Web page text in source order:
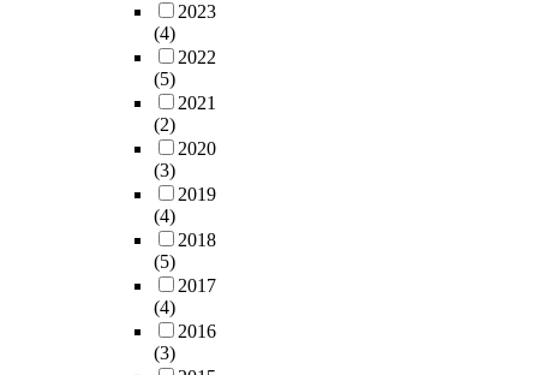
2023
(4)
2022
(5)
2021
(2)
2020
(3)
2019
(4)
2018
(5)
2017
(4)
2016
(3)